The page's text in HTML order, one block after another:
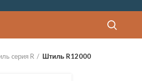
cерия R Штиль R12000